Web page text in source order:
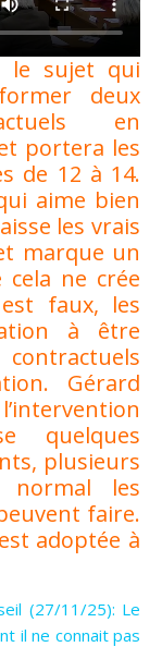
le sujet qui
deux
en
portera les
de 12 à 14.
aime bien
les vrais
marque un
ne crée
faux, les
à être
Gérard
quelques
plusieurs
normal les
faire.
adoptée à
(27/11/25): Le
il ne connait pas